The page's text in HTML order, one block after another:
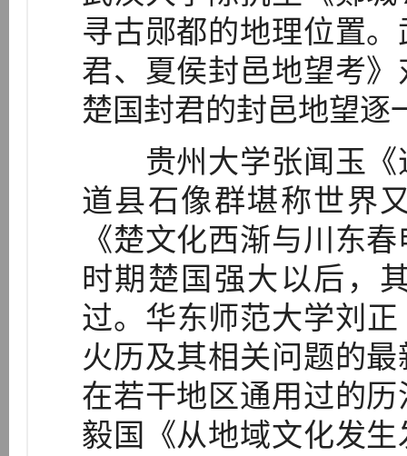
寻古郧都的地理位置
君、夏侯封邑地望考
楚国封君的封邑地望逐
贵州大学张闻玉《
道县石像群堪称世界
《楚文化西渐与川东
时期楚国强大以后，
过。华东师范大学刘
火历及其相关问题的
在若干地区通用过的
毅国《从地域文化发